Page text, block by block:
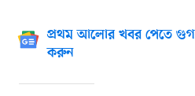
প্রথম আলোর খবর পেতে
করুন